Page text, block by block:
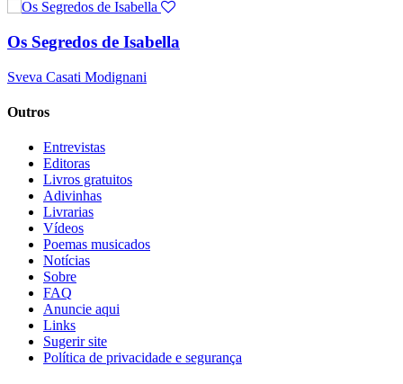
Os Segredos de Isabella
Sveva Casati Modignani
Outros
Entrevistas
Editoras
Livros gratuitos
Adivinhas
Livrarias
Vídeos
Poemas musicados
Notícias
Sobre
FAQ
Anuncie aqui
Links
Sugerir site
Política de privacidade e segurança